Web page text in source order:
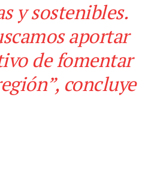
y sostenibles.
aportar
de fomentar
concluye